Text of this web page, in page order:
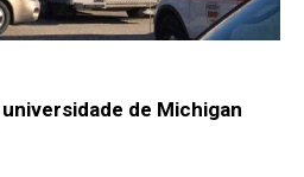
de Michigan